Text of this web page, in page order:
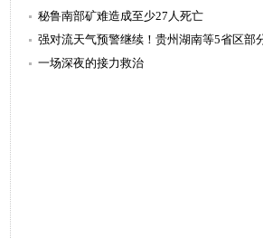
不受控
秘鲁南部矿难造成至少27人死亡
强对流天气预警继续！贵州湖南等5省区部
有雷暴大风或冰雹
一场深夜的接力救治